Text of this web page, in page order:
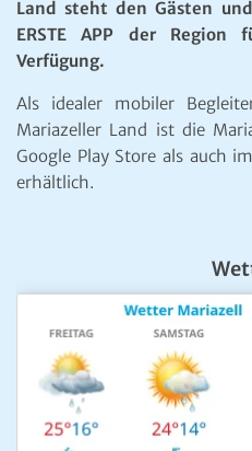
Land steht den Gästen
ERSTE APP der
Verfügung.
Als idealer mobiler
Mariazeller Land ist die
Google Play Store als auch
erhältlich.